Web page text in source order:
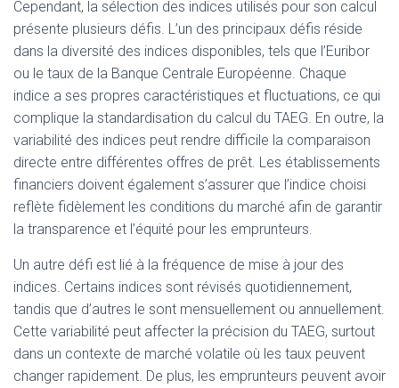
Cependant, la sélection des indices utilisés pour son calcul
présente plusieurs défis. L’un des principaux défis réside
dans la diversité des indices disponibles, tels que l’Euribor
ou le taux de la Banque Centrale Européenne. Chaque
indice a ses propres caractéristiques et fluctuations, ce qui
complique la standardisation du calcul du TAEG. En outre, la
variabilité des indices peut rendre difficile la comparaison
directe entre différentes offres de prêt. Les établissements
financiers doivent également s’assurer que l’indice choisi
reflète fidèlement les conditions du marché afin de garantir
la transparence et l’équité pour les emprunteurs.
Un autre défi est lié à la fréquence de mise à jour des
indices. Certains indices sont révisés quotidiennement,
tandis que d’autres le sont mensuellement ou annuellement.
Cette variabilité peut affecter la précision du TAEG, surtout
dans un contexte de marché volatile où les taux peuvent
changer rapidement. De plus, les emprunteurs peuvent avoir